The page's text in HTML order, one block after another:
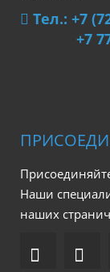
Тел.: +7
+7 778
Наши
наших